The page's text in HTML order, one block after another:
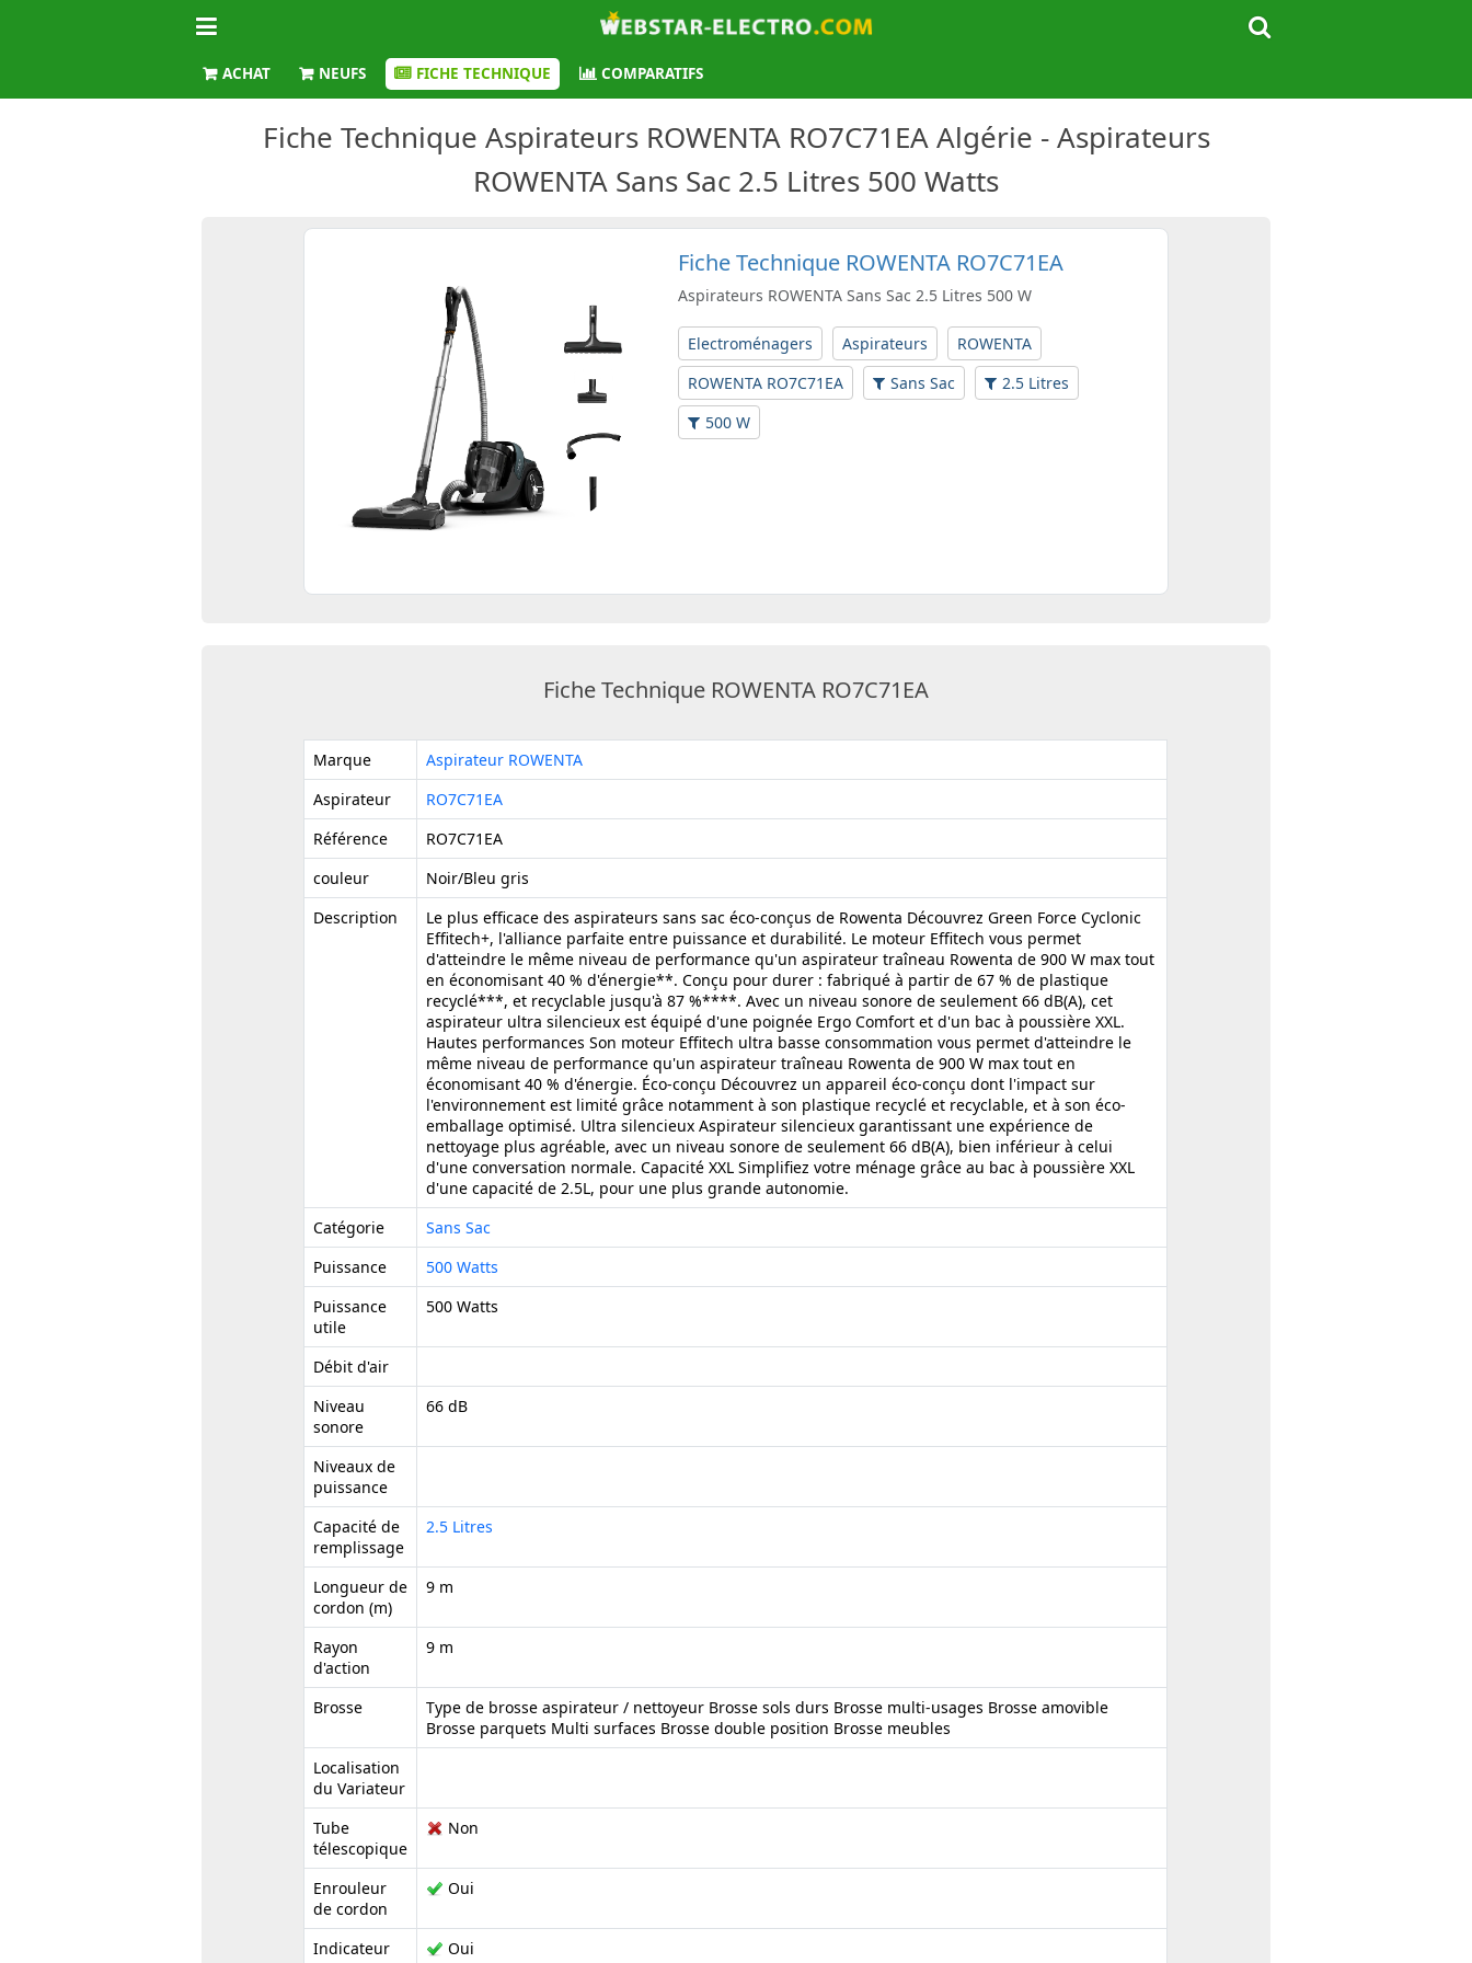
ACHAT NEUFS FICHE TECHNIQUE COMPARATIFS
Fiche Technique Aspirateurs ROWENTA RO7C71EA Algérie - Aspirateurs
ROWENTA Sans Sac 2.5 Litres 500 Watts
Fiche Technique ROWENTA RO7C71EA
Aspirateurs ROWENTA Sans Sac 2.5 Litres 500 W
Electroménagers Aspirateurs
ROWENTA
ROWENTA RO7C71EA
Sans Sac
2.5 Litres
500 W
Fiche Technique ROWENTA RO7C71EA
Marque
Aspirateur ROWENTA
Aspirateur
RO7C71EA
Référence
RO7C71EA
couleur
Noir/Bleu gris
Description
Le plus efficace des aspirateurs sans sac éco-conçus de Rowenta Découvrez Green Force Cyclonic
Effitech+, l'alliance parfaite entre puissance et durabilité. Le moteur Effitech vous permet
d'atteindre le même niveau de performance qu'un aspirateur traîneau Rowenta de 900 W max tout
en économisant 40 % d'énergie**. Conçu pour durer : fabriqué à partir de 67 % de plastique
recyclé***, et recyclable jusqu'à 87 %****. Avec un niveau sonore de seulement 66 dB(A), cet
aspirateur ultra silencieux est équipé d'une poignée Ergo Comfort et d'un bac à poussière XXL.
Hautes performances Son moteur Effitech ultra basse consommation vous permet d'atteindre le
même niveau de performance qu'un aspirateur traîneau Rowenta de 900 W max tout en
économisant 40 % d'énergie. Éco-conçu Découvrez un appareil éco-conçu dont l'impact sur
l'environnement est limité grâce notamment à son plastique recyclé et recyclable, et à son éco-
emballage optimisé. Ultra silencieux Aspirateur silencieux garantissant une expérience de
nettoyage plus agréable, avec un niveau sonore de seulement 66 dB(A), bien inférieur à celui
d'une conversation normale. Capacité XXL Simplifiez votre ménage grâce au bac à poussière XXL
d'une capacité de 2.5L, pour une plus grande autonomie.
Catégorie
Sans Sac
Puissance
500 Watts
Puissance
utile
500 Watts
Débit d'air
Niveau
sonore
66 dB
Niveaux de
puissance
Capacité de
remplissage
2.5 Litres
Longueur de
cordon (m)
9 m
Rayon
d'action
9 m
Brosse
Type de brosse aspirateur / nettoyeur Brosse sols durs Brosse multi-usages Brosse amovible
Brosse parquets Multi surfaces Brosse double position Brosse meubles
Localisation
du Variateur
Tube
télescopique
Non
Enrouleur
de cordon
Oui
Indicateur
Oui